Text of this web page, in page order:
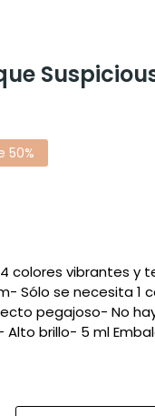
50%
colores vibrantes y
Sólo se necesita 1
pegajoso- No
brillo- 5 ml